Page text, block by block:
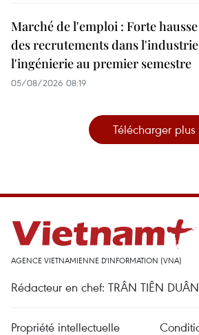
Marché de l'emploi : Forte hausse
des recrutements dans
l'ingénierie au premier semestre
05/08/2026 08:19
Télécharger plus
AGENCE VIETNAMIENNE D'INFORMATION (VNA)
Rédacteur en chef: TRÂN TIÊN DUÂN
Propriété intellectuelle